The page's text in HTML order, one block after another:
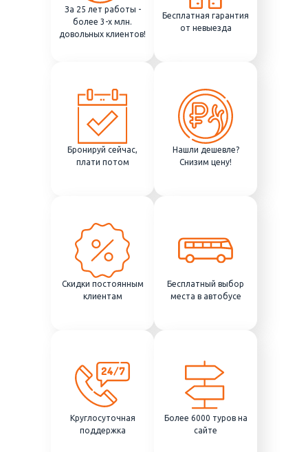
За 25 лет работы -
более 3-х млн.
довольных клиентов!
Бесплатная гарантия
от невыезда
Бронируй сейчас,
плати потом
Нашли дешевле?
Снизим цену!
Скидки постоянным
клиентам
Бесплатный выбор
места в автобусе
Круглосуточная
поддержка
Более 6000 туров на
сайте